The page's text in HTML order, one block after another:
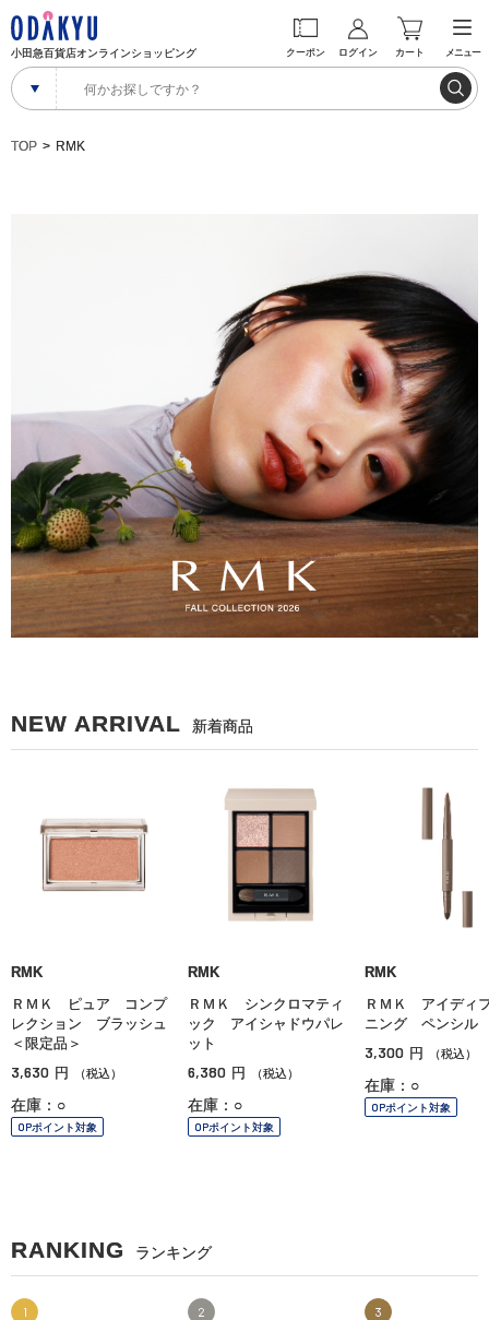
小田急百貨店オンラインショッピング クーポン ログイン カート メニュー
TOP RMK
NEW ARRIVAL 新着商品
RMK
ＲＭＫ ピュア コンプ
レクション ブラッシュ
＜限定品＞
3,630 円 （税込）
在庫：○
OPポイント対象
RMK
ＲＭＫ シンクロマティ
ック アイシャドウパレ
ット
6,380 円 （税込）
在庫：○
OPポイント対象
RMK
ＲＭＫ アイディ
ニング ペンシ
3,300 円 （税込）
在庫：○
OPポイント対象
RANKING ランキング
1 2 3